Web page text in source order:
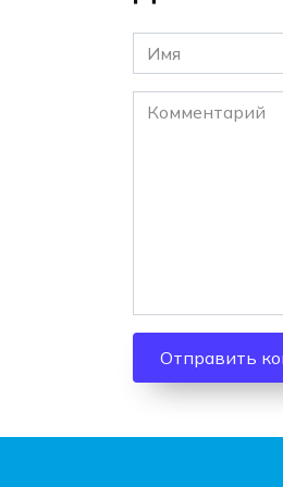
Имя
*
Комментарий